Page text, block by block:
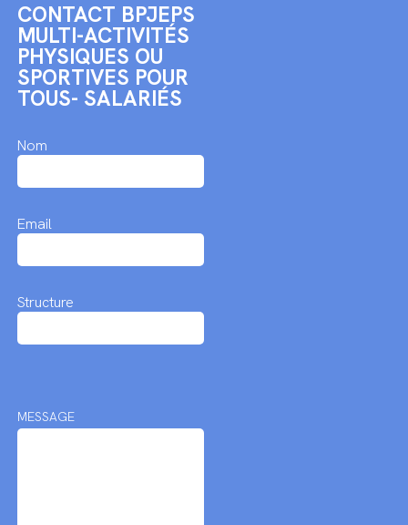
CONTACT BPJEPS
MULTI-ACTIVITÉS
PHYSIQUES OU
SPORTIVES POUR
TOUS- SALARIÉS
Nom
Email
Structure
MESSAGE